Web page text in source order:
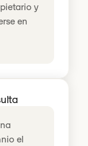
y
en
el